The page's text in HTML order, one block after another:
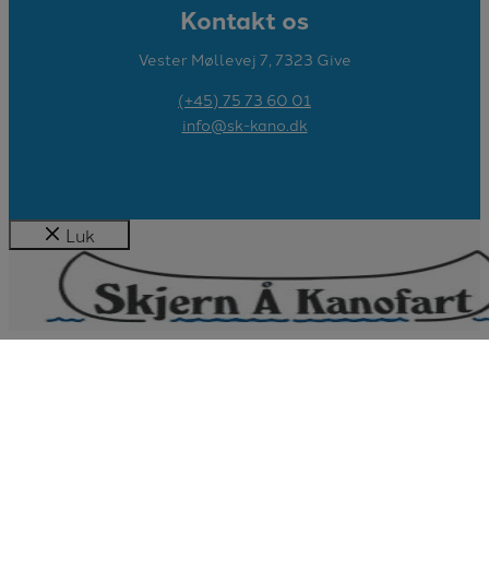
Kontakt os
Vester Møllevej 7, 7323 Give
(+45) 75 73 60 01
info@sk-kano.dk
Luk